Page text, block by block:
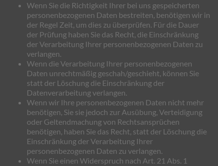
Wenn Sie die Richtigkeit Ihrer bei uns gespeicherten
personenbezogenen Daten bestreiten, benötigen wir in
der Regel Zeit, um dies zu überprüfen. Für die Dauer
der Prüfung haben Sie das Recht, die Einschränkung
der Verarbeitung Ihrer personenbezogenen Daten zu
verlangen.
Wenn die Verarbeitung Ihrer personenbezogenen
Daten unrechtmäßig geschah/geschieht, können Sie
statt der Löschung die Einschränkung der
Datenverarbeitung verlangen.
Wenn wir Ihre personenbezogenen Daten nicht mehr
benötigen, Sie sie jedoch zur Ausübung, Verteidigung
oder Geltendmachung von Rechtsansprüchen
benötigen, haben Sie das Recht, statt der Löschung die
Einschränkung der Verarbeitung Ihrer
personenbezogenen Daten zu verlangen.
Wenn Sie einen Widerspruch nach Art. 21 Abs. 1